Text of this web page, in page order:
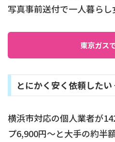
写真事前送付で一人暮らし
東京ガス
とにかく安く依頼した
横浜市対応の個人業者が
プ6,900円〜と大手の約半